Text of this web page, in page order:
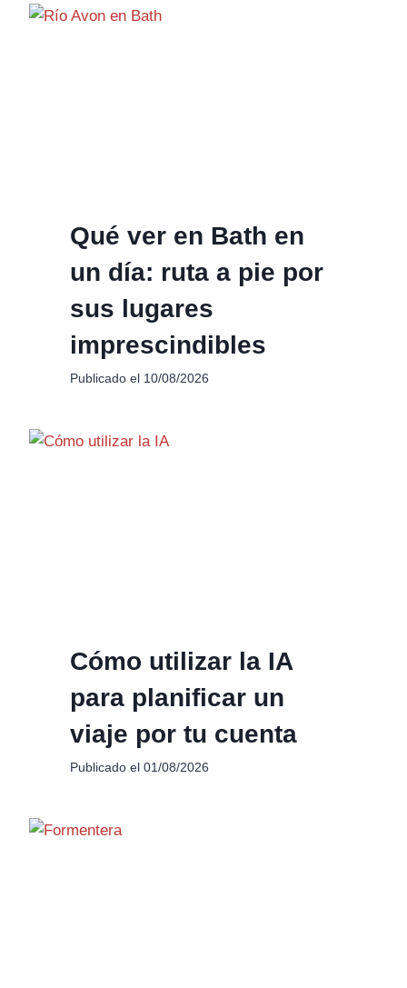
Qué ver en Bath en
un día: ruta a pie por
sus lugares
imprescindibles
Publicado el 10/08/2026
Cómo utilizar la IA
para planificar un
viaje por tu cuenta
Publicado el 01/08/2026